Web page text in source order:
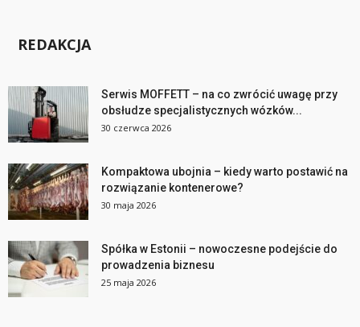
REDAKCJA
Serwis MOFFETT – na co zwrócić uwagę przy
obsłudze specjalistycznych wózków...
30 czerwca 2026
Kompaktowa ubojnia – kiedy warto postawić na
rozwiązanie kontenerowe?
30 maja 2026
Spółka w Estonii – nowoczesne podejście do
prowadzenia biznesu
25 maja 2026